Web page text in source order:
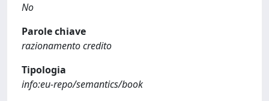
No
Parole chiave
razionamento credito
Tipologia
info:eu-repo/semantics/book